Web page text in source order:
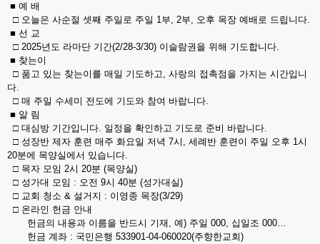
■ 예 배
□ 오늘은 사순절 셋째 주일로 주일 1부, 2부, 오후 목장 예배로 드립니다.
■ 선 교
□ 2025년도 라마단 기간(2/28-3/30) 이슬람권을 위해 기도합니다.
■ 찾는이
□ 품고 있는 찾는이를 매일 기도하고, 사랑의 접촉점을 가지는 시간입니
다.
□ 매 주일 수세미 전도에 기도와 참여 바랍니다.
■ 알 림
□ 대심방 기간입니다. 일정을 확인하고 기도로 준비 바랍니다.
□ 성장반 제자 훈련 매주 화요일 저녁 7시, 세례반 훈련이 주일 오후 1시
20분에 목양실에서 있습니다.
□ 목자 모임 2시 20분 (목양실)
□ 성가대 모임 : 오전 9시 40분 (성가대실)
□ 교회 청소 & 설거지 : 이영종 목장(3/29)
□ 온라인 헌금 안내
헌금의 내용과 이름을 반드시 기재, 예) 주일 000, 십일조 000…
헌금 계좌 : 국민은행 533901-04-060020(주향한교회)